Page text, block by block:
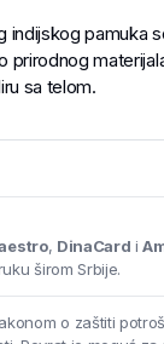
indijskog pamuka
sa telom.
, DinaCard i
širom Srbije.
o zaštiti